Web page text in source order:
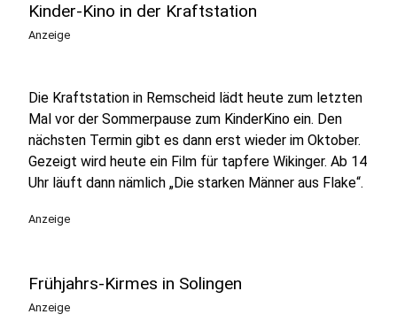
Kinder-Kino in der Kraftstation
Anzeige
Die Kraftstation in Remscheid lädt heute zum letzten
Mal vor der Sommerpause zum KinderKino ein. Den
nächsten Termin gibt es dann erst wieder im Oktober.
Gezeigt wird heute ein Film für tapfere Wikinger. Ab 14
Uhr läuft dann nämlich „Die starken Männer aus Flake“.
Anzeige
Frühjahrs-Kirmes in Solingen
Anzeige